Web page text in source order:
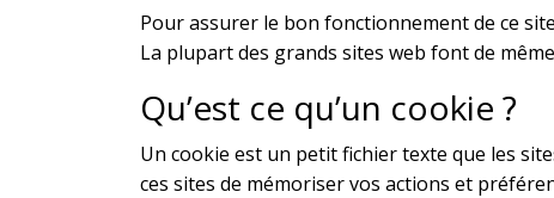
Pour assurer le bon fonctionnement de ce
La plupart des grands sites web font de
Qu’est ce qu’un cookie ?
Un cookie est un petit fichier texte que les
ces sites de mémoriser vos actions et